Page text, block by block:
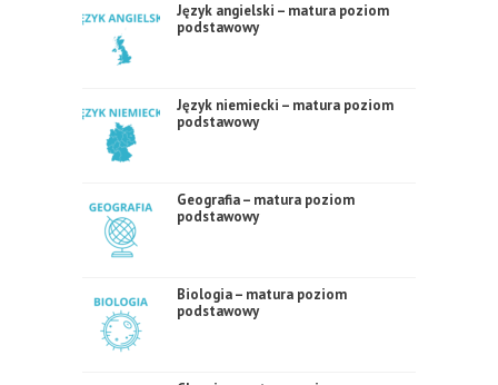
Język angielski – matura poziom
podstawowy
Język niemiecki – matura poziom
podstawowy
Geografia – matura poziom
podstawowy
Biologia – matura poziom
podstawowy